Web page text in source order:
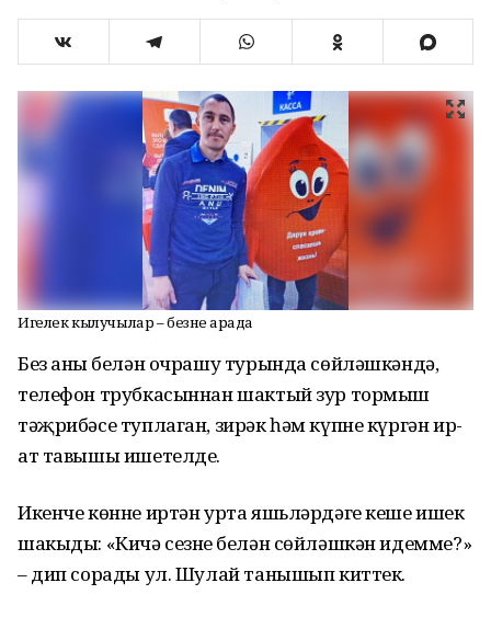
Игелек кылучылар – безнең арада
Без аның белән очрашу турында сөйләшкәндә,
телефон трубкасыннан шактый зур тормыш
тәҗрибәсе туплаган, зирәк һәм күпне күргән ир-
ат тавышы ишетелде.
Икенче көнне иртән урта яшьләрдәге кеше ишек
шакыды: «Кичә сезнең белән сөйләшкән идемме?»
– дип сорады ул. Шулай танышып киттек.